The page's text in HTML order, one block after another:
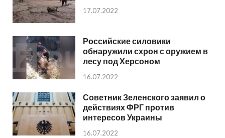
17.07.2022
Российские силовики
обнаружили схрон с оружием в
лесу под Херсоном
16.07.2022
Советник Зеленского заявил о
действиях ФРГ против
интересов Украины
16.07.2022